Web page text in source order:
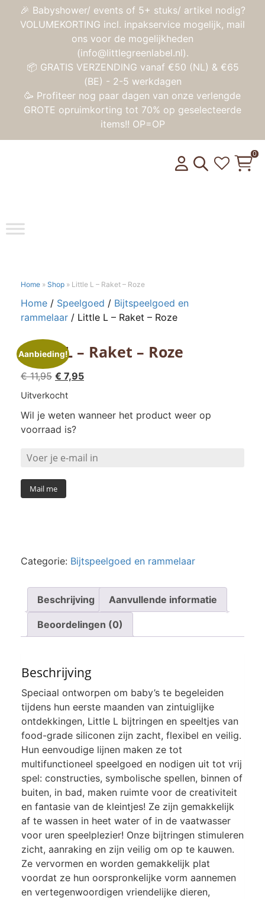
🎉 Babyshower/ events of 5+ stuks/ artikel nodig?
VOLUMEKORTING incl. inpakservice mogelijk, mail
ons voor de mogelijkheden
(info@littlegreenlabel.nl).
📦 GRATIS VERZENDING vanaf €50 (NL) & €65
(BE) - 2-5 werkdagen
🥳 Profiteer nog paar dagen van onze verlengde
GROTE opruimkorting tot 70% op geselecteerde
items!! OP=OP
Toggle
0
Home » Shop » Little L – Raket – Roze
Home / Speelgoed / Bijtspeelgoed en
rammelaar / Little L – Raket – Roze
Aanbieding!
Little L – Raket – Roze
€11,95 Oorspronkelijke
prijs
€ 11,95.
€ 7,95Huidige
€ 7,95.
Uitverkocht
Wil je weten wanneer het product weer op
voorraad is?
Mail me
Categorie: Bijtspeelgoed en rammelaar
Beschrijving Aanvullende informatie
Beoordelingen (0)
Beschrijving
Speciaal ontworpen om baby’s te begeleiden
tijdens hun eerste maanden van zintuiglijke
ontdekkingen, Little L bijtringen en speeltjes van
food-grade siliconen zijn zacht, flexibel en veilig.
Hun eenvoudige lijnen maken ze tot
multifunctioneel speelgoed en nodigen uit tot vrij
spel: constructies, symbolische spellen, binnen of
buiten, in bad, maken ruimte voor de creativiteit
en fantasie van de kleintjes! Ze zijn gemakkelijk
af te wassen in heet water of in de vaatwasser
voor uren speelplezier! Onze bijtringen stimuleren
zicht, aanraking en zijn veilig om op te kauwen.
Ze vervormen en worden gemakkelijk plat
voordat ze hun oorspronkelijke vorm aannemen
en vertegenwoordigen vriendelijke dieren,